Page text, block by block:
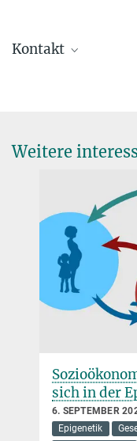
Kontakt
einhorn@mpib-
Max-Planck-Institut
Presse- und
+49 30 82406-284
siller@mpib-
Max Planck Institute
Epigenetik von
6. SEPTEMBER 2023
Kinder, die in finanziell
epigenetische Profile
Verbindung stehen. Die
wurden in der
Weitere
sich in der
6. SEPTEMBER
Epigenetik